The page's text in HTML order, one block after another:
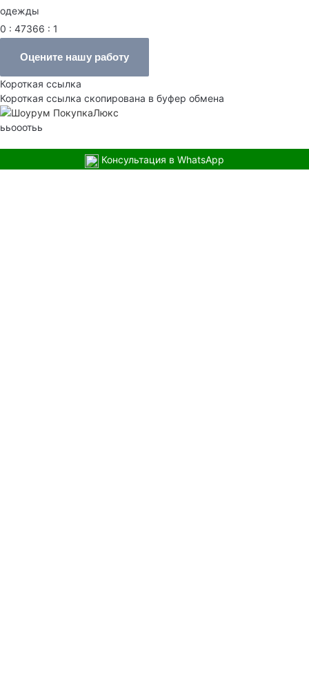
одежды
0 : 47366 : 1
Оцените нашу работу
Короткая ссылка
Короткая ссылка скопирована в буфер обмена
ььооотьь
Консультация в WhatsApp